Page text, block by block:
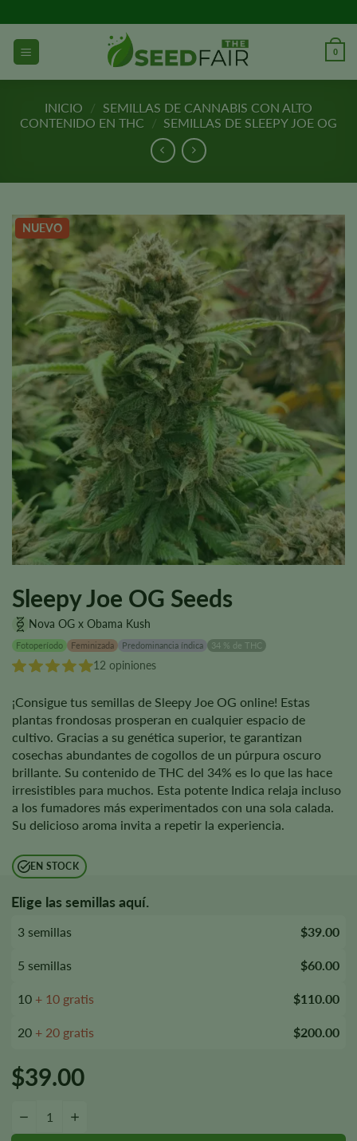
al
contenido
0
INICIO / SEMILLAS DE CANNABIS CON ALTO
CONTENIDO EN THC
/ SEMILLAS DE SLEEPY JOE OG
NUEVO
Sleepy Joe OG Seeds
Nova OG x Obama Kush
Fotoperíodo Feminizada Predominancia índica 34 % de THC
12 opiniones
¡Consigue tus semillas de Sleepy Joe OG online! Estas
plantas frondosas prosperan en cualquier espacio de
cultivo. Gracias a su genética superior, te garantizan
cosechas abundantes de cogollos de un púrpura oscuro
brillante. Su contenido de THC del 34% es lo que las hace
irresistibles para muchos. Esta potente Indica relaja incluso
a los fumadores más experimentados con una sola calada.
Su delicioso aroma invita a repetir la experiencia.
EN STOCK
Elige las semillas aquí.
3 semillas $39.00
5 semillas $60.00
10 + 10 gratis $110.00
20 + 20 gratis $200.00
$39.00
—